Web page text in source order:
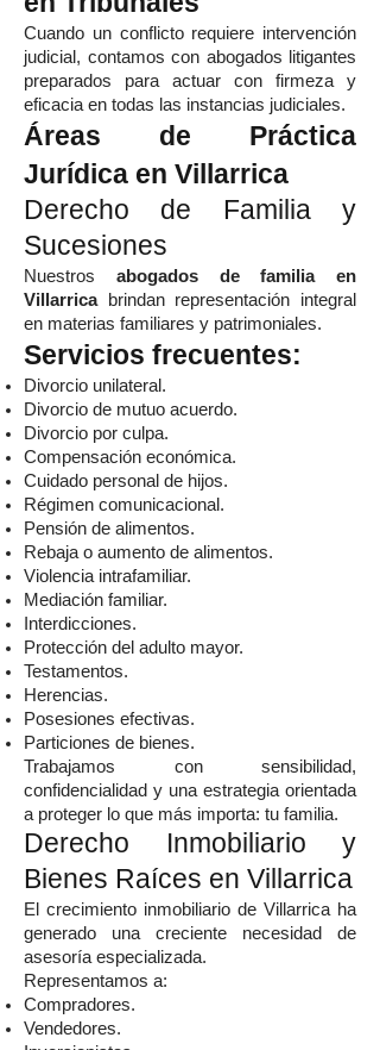
Cuando un conflicto requiere intervención
judicial, contamos con abogados litigantes
preparados para actuar con firmeza y
eficacia en todas las instancias judiciales.
Áreas de Práctica
Jurídica en Villarrica
Derecho de Familia y
Sucesiones
Nuestros abogados de familia en
Villarricabrindan representación integral
en materias familiares y patrimoniales.
Servicios frecuentes:
Divorcio unilateral.
Divorcio de mutuo acuerdo.
Divorcio por culpa.
Compensación económica.
Cuidado personal de hijos.
Régimen comunicacional.
Pensión de alimentos.
Rebaja o aumento de alimentos.
Violencia intrafamiliar.
Mediación familiar.
Interdicciones.
Protección del adulto mayor.
Testamentos.
Herencias.
Posesiones efectivas.
Particiones de bienes.
Trabajamos con sensibilidad,
confidencialidad y una estrategia orientada
a proteger lo que más importa: tu familia.
Derecho Inmobiliario y
Bienes Raíces en Villarrica
El crecimiento inmobiliario de Villarrica ha
generado una creciente necesidad de
asesoría especializada.
Representamos a:
Compradores.
Vendedores.